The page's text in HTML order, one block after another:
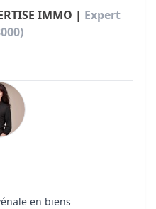
IMMO | Expert
en biens